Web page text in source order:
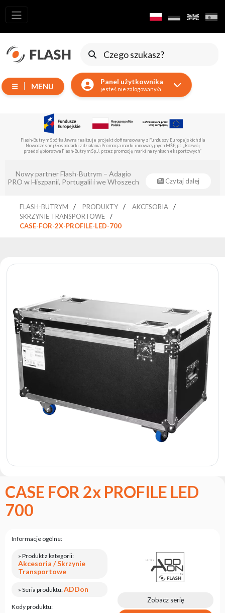
MENU Panel użytkownika
jesteś nie zalogowany/a
Wszystkie
produkty
Ruchome
Wytwornice
Oświetlenie
Lasery
Reflektory
Prowadzące
Sterowniki
Outlet
Archiwum
produktów
Zobacz
także
Aktualności
flash
Kontakt
Kariera
Serwisowe
Zwrot
produktu
testach
Leasing
Flash-Butrym Spółka Jawna realizuje projekt dofinansowany z Funduszy Europejskich dla
Nowoczesnej Gospodarki z działania Promocja marki innowacyjnych MŚP, pt. „Rozwój
przedsiębiorstwa Flash-Butrym Sp.J. przez promocję marki na rynkach eksportowych”
Nowy partner Flash-Butrym – Adagio
PRO w Hiszpanii, Portugalii i we Włoszech
Czytaj dalej
FLASH-BUTRYM PRODUKTY
AKCESORIA
SKRZYNIE TRANSPORTOWE
CASE-FOR-2X-PROFILE-LED-700
CASE FOR 2x PROFILE LED
700
Informacje ogólne:
» Produkt z kategorii:
Akcesoria / Skrzynie
Transportowe
» Seria produktu:ADDon
Kody produktu:
Zobacz serię